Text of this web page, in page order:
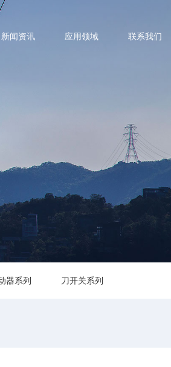
新闻资讯 应用领域 联系我们
器系列 刀开关系列